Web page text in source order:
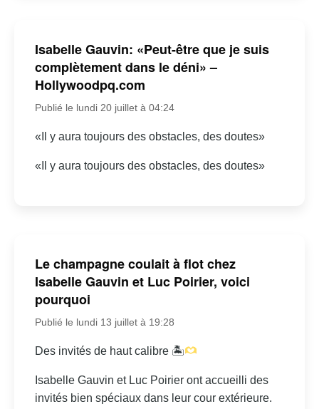
Isabelle Gauvin: «Peut-être que je suis
complètement dans le déni» –
Hollywoodpq.com
Publié le lundi 20 juillet à 04:24
«Il y aura toujours des obstacles, des doutes»
«Il y aura toujours des obstacles, des doutes»
Le champagne coulait à flot chez
Isabelle Gauvin et Luc Poirier, voici
pourquoi
Publié le lundi 13 juillet à 19:28
Des invités de haut calibre 🏝
Isabelle Gauvin et Luc Poirier ont accueilli des
invités bien spéciaux dans leur cour extérieure.